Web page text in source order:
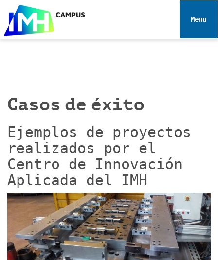
e
Toggle
Casos de éxito
Ejemplos de proyectos
realizados por el
Centro de Innovación
Aplicada del IMH